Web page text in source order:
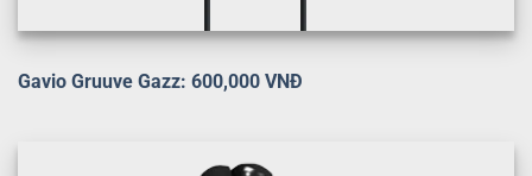
Gavio Gruuve Gazz: 600,000 VNĐ